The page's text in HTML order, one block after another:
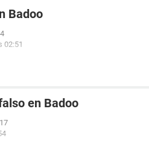
Badoo
02:51
en Badoo